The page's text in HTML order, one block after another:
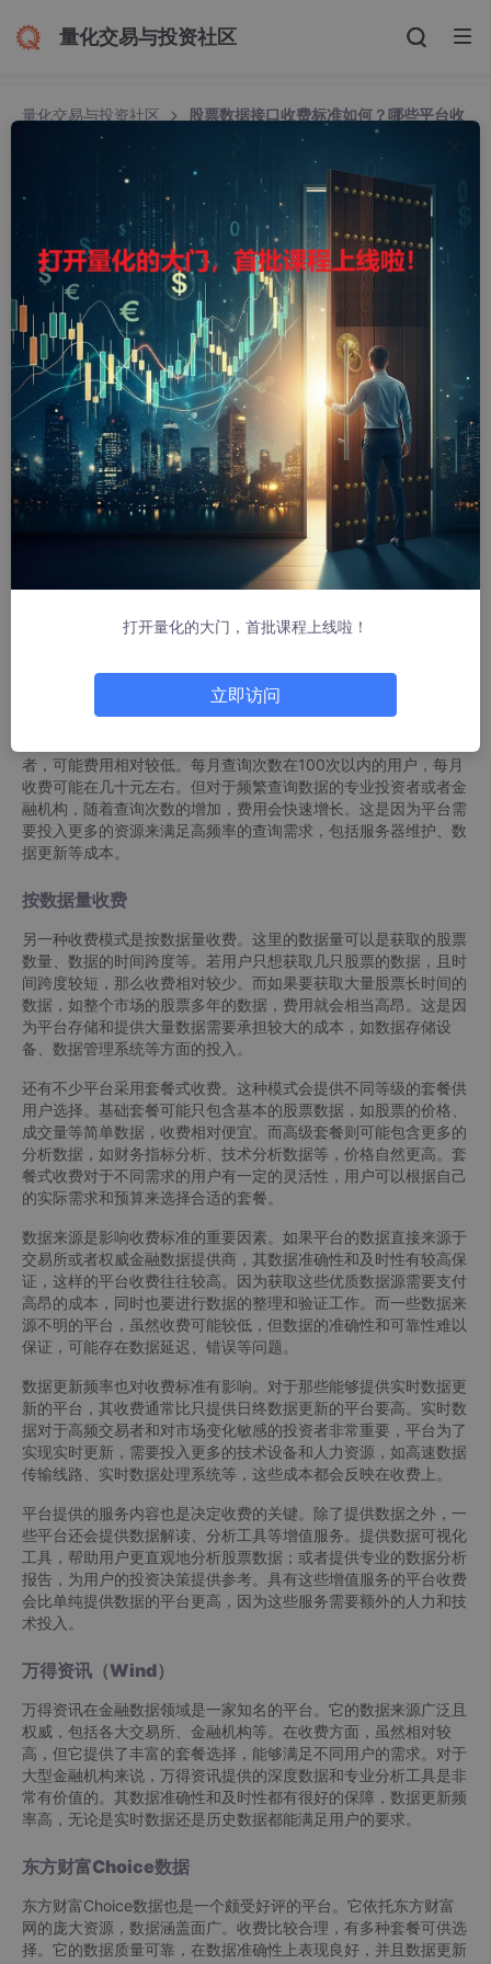
量化交易与投资社区
量化交易与投资社区
股票数据接口收费标准如何？哪些平台收
费合理且数据质量可靠？
股票数据接口收费标准如何？哪些平台收费合理且
数据质量可靠？
昵称支持中文吗
2543人浏览 · 2025-02-16 09:22:06
炒股自动化：申请官方API接口，散户也可以
python炒股自动化（0），申请券商API接口
python炒股自动化（1），量化交易接口区别
Python炒股自动化（2）：获取股票实时数据和历史数据
Python炒股自动化（3）：分析取回的实时数据和历史数据
Python炒股自动化（4）：通过接口向交易所发送订单
Python炒股自动化（5）：通过接口查询订单，查询账户资产
股票量化，Python炒股，CSDN交流社区 >>>
股票数据接口收费的常见模式
按使用频率收费
在股票数据接口收费中，按使用频率收费是较为常见的一种方式。
者，可能费用相对较低。每月查询次数在100次以内的用户，每月
收费可能在几十元左右。但对于频繁查询数据的专业投资者或者金
融机构，随着查询次数的增加，费用会快速增长。这是因为平台需
要投入更多的资源来满足高频率的查询需求，包括服务器维护、数
据更新等成本。
按数据量收费
另一种收费模式是按数据量收费。这里的数据量可以是获取的股票
数量、数据的时间跨度等。若用户只想获取几只股票的数据，且时
间跨度较短，那么收费相对较少。而如果要获取大量股票长时间的
数据，如整个市场的股票多年的数据，费用就会相当高昂。这是因
为平台存储和提供大量数据需要承担较大的成本，如数据存储设
备、数据管理系统等方面的投入。
还有不少平台采用套餐式收费。这种模式会提供不同等级的套餐供
用户选择。基础套餐可能只包含基本的股票数据，如股票的价格、
成交量等简单数据，收费相对便宜。而高级套餐则可能包含更多的
分析数据，如财务指标分析、技术分析数据等，价格自然更高。套
餐式收费对于不同需求的用户有一定的灵活性，用户可以根据自己
的实际需求和预算来选择合适的套餐。
数据来源是影响收费标准的重要因素。如果平台的数据直接来源于
交易所或者权威金融数据提供商，其数据准确性和及时性有较高保
证，这样的平台收费往往较高。因为获取这些优质数据源需要支付
高昂的成本，同时也要进行数据的整理和验证工作。而一些数据来
源不明的平台，虽然收费可能较低，但数据的准确性和可靠性难以
保证，可能存在数据延迟、错误等问题。
数据更新频率也对收费标准有影响。对于那些能够提供实时数据更
新的平台，其收费通常比只提供日终数据更新的平台要高。实时数
据对于高频交易者和对市场变化敏感的投资者非常重要，平台为了
实现实时更新，需要投入更多的技术设备和人力资源，如高速数据
传输线路、实时数据处理系统等，这些成本都会反映在收费上。
平台提供的服务内容也是决定收费的关键。除了提供数据之外，一
些平台还会提供数据解读、分析工具等增值服务。提供数据可视化
工具，帮助用户更直观地分析股票数据；或者提供专业的数据分析
报告，为用户的投资决策提供参考。具有这些增值服务的平台收费
会比单纯提供数据的平台更高，因为这些服务需要额外的人力和技
术投入。
万得资讯（Wind）
万得资讯在金融数据领域是一家知名的平台。它的数据来源广泛且
权威，包括各大交易所、金融机构等。在收费方面，虽然相对较
高，但它提供了丰富的套餐选择，能够满足不同用户的需求。对于
大型金融机构来说，万得资讯提供的深度数据和专业分析工具是非
常有价值的。其数据准确性和及时性都有很好的保障，数据更新频
率高，无论是实时数据还是历史数据都能满足用户的要求。
东方财富Choice数据
东方财富Choice数据也是一个颇受好评的平台。它依托东方财富
网的庞大资源，数据涵盖面广。收费比较合理，有多种套餐可供选
择。它的数据质量可靠，在数据准确性上表现良好，并且数据更新
打开量化的大门，首批课程上线啦！
立即访问